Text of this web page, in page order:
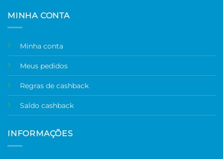
MINHA CONTA
Minha conta
Meus pedidos
Regras de cashback
Saldo cashback
INFORMAÇÕES